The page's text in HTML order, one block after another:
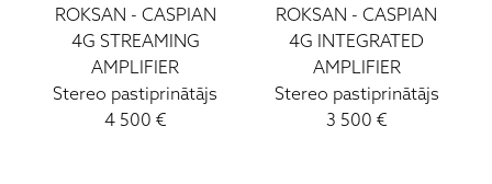
ROKSAN - CASPIAN
4G STREAMING
AMPLIFIER
Stereo pastiprinātājs
4 500 €
ROKSAN -CASPIAN
4G INTEGRATED
AMPLIFIER
Stereo pastiprinātājs
3 500 €
Ortofon DJ
ATC
Lockwood
Loewe